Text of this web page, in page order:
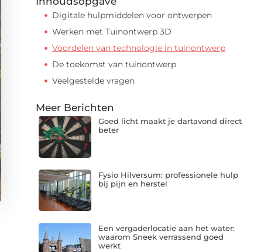
Digitale hulpmiddelen voor ontwerpen
Werken met Tuinontwerp 3D
Voordelen van technologie in tuinontwerp
De toekomst van tuinontwerp
Veelgestelde vragen
Meer Berichten
Goed licht maakt je dartavond direct
beter
Fysio Hilversum: professionele hulp
bij pijn en herstel
Een vergaderlocatie aan het water:
waarom Sneek verrassend goed
werkt